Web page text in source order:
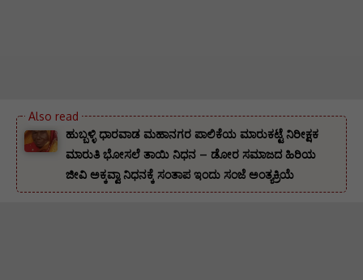
ಹುಬ್ಬಳ್ಳಿ ಧಾರವಾಡ ಮಹಾನಗರ ಪಾಲಿಕೆಯ ಮಾರುಕಟ್ಟೆ ನಿರೀಕ್ಷಕ
ಮಾರುತಿ ಭೋಸಲೆ ತಾಯಿ ನಿಧನ – ಡೋರ ಸಮಾಜದ ಹಿರಿಯ
ಜೀವಿ ಅಕ್ಕವ್ವಾ ನಿಧನಕ್ಕೆ ಸಂತಾಪ ಇಂದು ಸಂಜೆ ಅಂತ್ಯಕ್ರಿಯೆ